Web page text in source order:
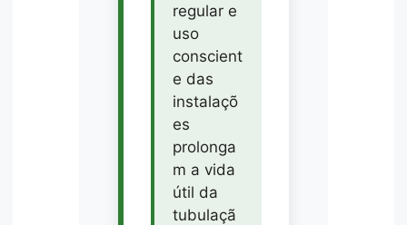
regular e
uso
conscient
e das
instalaçõ
es
prolonga
m a vida
útil da
tubulaçã